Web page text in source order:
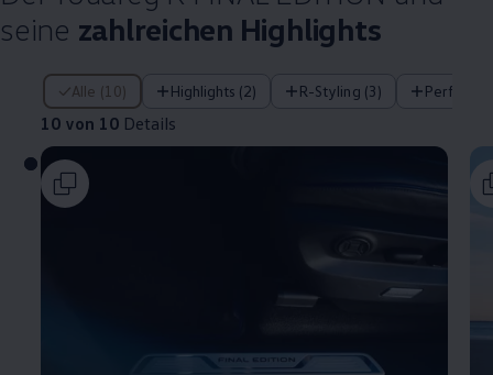
seine zahlreichen Highlights
Alle (10) Highlights (2) R-Styling (3)
10 von 10 Details
10 von 10 Details